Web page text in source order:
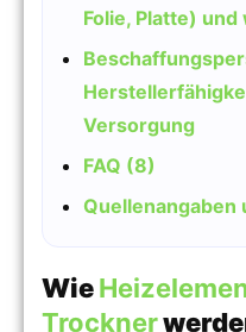
Folie, Platte)
Versorgung
FAQ (8)
Quellenangaben
Wie
Trockner